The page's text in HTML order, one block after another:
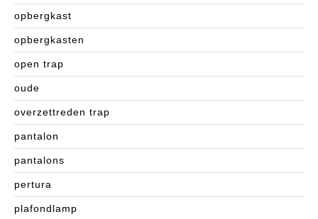
opbergkast
opbergkasten
open trap
oude
overzettreden trap
pantalon
pantalons
pertura
plafondlamp